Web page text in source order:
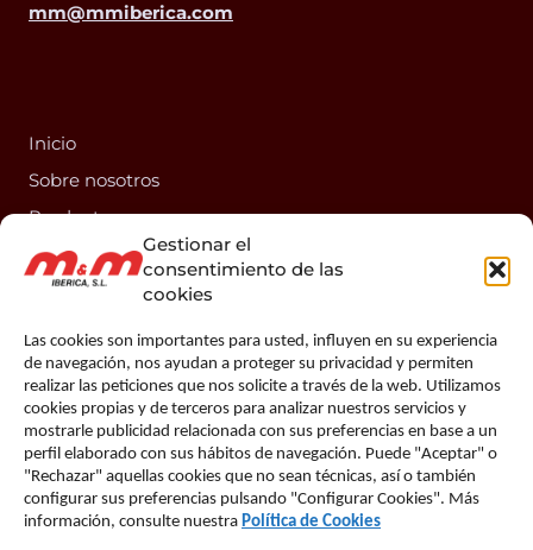
Gestionar el
consentimiento de las
cookies
Las cookies son importantes para usted, influyen en su experiencia
de navegación, nos ayudan a proteger su privacidad y permiten
realizar las peticiones que nos solicite a través de la web. Utilizamos
cookies propias y de terceros para analizar nuestros servicios y
mostrarle publicidad relacionada con sus preferencias en base a un
perfil elaborado con sus hábitos de navegación. Puede "Aceptar" o
"Rechazar" aquellas cookies que no sean técnicas, así o también
configurar sus preferencias pulsando "Configurar Cookies". Más
información, consulte nuestra Política de Cookies
mm@mmiberica.com
Inicio
Sobre nosotros
Productos
Información técnica
Contacto